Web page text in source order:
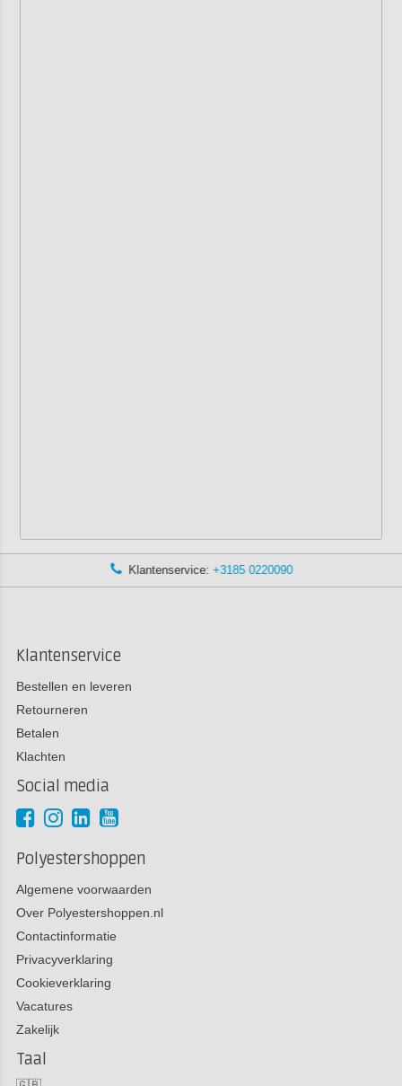
Klantenservice: +3185 0220090
Klantenservice
Bestellen en leveren
Retourneren
Betalen
Klachten
Social media
Polyestershoppen
Algemene voorwaarden
Over Polyestershoppen.nl
Contactinformatie
Privacyverklaring
Cookieverklaring
Vacatures
Zakelijk
Taal